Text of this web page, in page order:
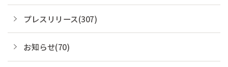
プレスリリース(307)
お知らせ(70)